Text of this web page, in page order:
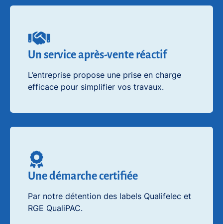
Un service après-vente réactif
L’entreprise propose une prise en charge
efficace pour simplifier vos travaux.
Une démarche certifiée
Par notre détention des labels Qualifelec et
RGE QualiPAC.